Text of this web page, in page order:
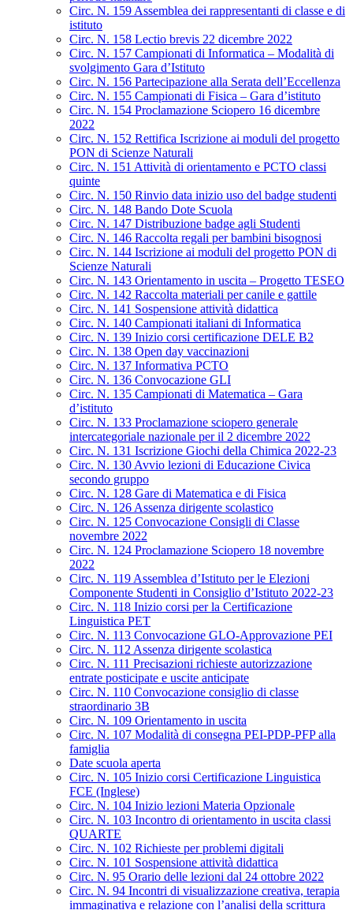
Circ. N. 159 Assemblea dei rappresentanti di classe e di
istituto
Circ. N. 158 Lectio brevis 22 dicembre 2022
Circ. N. 157 Campionati di Informatica – Modalità di
svolgimento Gara d’Istituto
Circ. N. 156 Partecipazione alla Serata dell’Eccellenza
Circ. N. 155 Campionati di Fisica – Gara d’istituto
Circ. N. 154 Proclamazione Sciopero 16 dicembre
2022
Circ. N. 152 Rettifica Iscrizione ai moduli del progetto
PON di Scienze Naturali
Circ. N. 151 Attività di orientamento e PCTO classi
quinte
Circ. N. 150 Rinvio data inizio uso del badge studenti
Circ. N. 148 Bando Dote Scuola
Circ. N. 147 Distribuzione badge agli Studenti
Circ. N. 146 Raccolta regali per bambini bisognosi
Circ. N. 144 Iscrizione ai moduli del progetto PON di
Scienze Naturali
Circ. N. 143 Orientamento in uscita – Progetto TESEO
Circ. N. 142 Raccolta materiali per canile e gattile
Circ. N. 141 Sospensione attività didattica
Circ. N. 140 Campionati italiani di Informatica
Circ. N. 139 Inizio corsi certificazione DELE B2
Circ. N. 138 Open day vaccinazioni
Circ. N. 137 Informativa PCTO
Circ. N. 136 Convocazione GLI
Circ. N. 135 Campionati di Matematica – Gara
d’istituto
Circ. N. 133 Proclamazione sciopero generale
intercategoriale nazionale per il 2 dicembre 2022
Circ. N. 131 Iscrizione Giochi della Chimica 2022-23
Circ. N. 130 Avvio lezioni di Educazione Civica
secondo gruppo
Circ. N. 128 Gare di Matematica e di Fisica
Circ. N. 126 Assenza dirigente scolastico
Circ. N. 125 Convocazione Consigli di Classe
novembre 2022
Circ. N. 124 Proclamazione Sciopero 18 novembre
2022
Circ. N. 119 Assemblea d’Istituto per le Elezioni
Componente Studenti in Consiglio d’Istituto 2022-23
Circ. N. 118 Inizio corsi per la Certificazione
Linguistica PET
Circ. N. 113 Convocazione GLO-Approvazione PEI
Circ. N. 112 Assenza dirigente scolastica
Circ. N. 111 Precisazioni richieste autorizzazione
entrate posticipate e uscite anticipate
Circ. N. 110 Convocazione consiglio di classe
straordinario 3B
Circ. N. 109 Orientamento in uscita
Circ. N. 107 Modalità di consegna PEI-PDP-PFP alla
famiglia
Date scuola aperta
Circ. N. 105 Inizio corsi Certificazione Linguistica
FCE (Inglese)
Circ. N. 104 Inizio lezioni Materia Opzionale
Circ. N. 103 Incontro di orientamento in uscita classi
QUARTE
Circ. N. 102 Richieste per problemi digitali
Circ. N. 101 Sospensione attività didattica
Circ. N. 95 Orario delle lezioni dal 24 ottobre 2022
Circ. N. 94 Incontri di visualizzazione creativa, terapia
immaginativa e relazione con l’analisi della scrittura